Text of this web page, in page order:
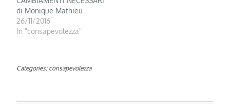
di Monique Mathieu
26/11/2016
In "consapevolezza"
Categories: consapevolezza